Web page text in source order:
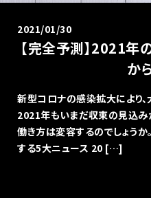
2021/01/30
【完全予測】2021年
か
新型コロナの感染拡大により、
2021年もいまだ収束の見込み
働き方は変容するのでしょう
する5大ニュース 20 […]